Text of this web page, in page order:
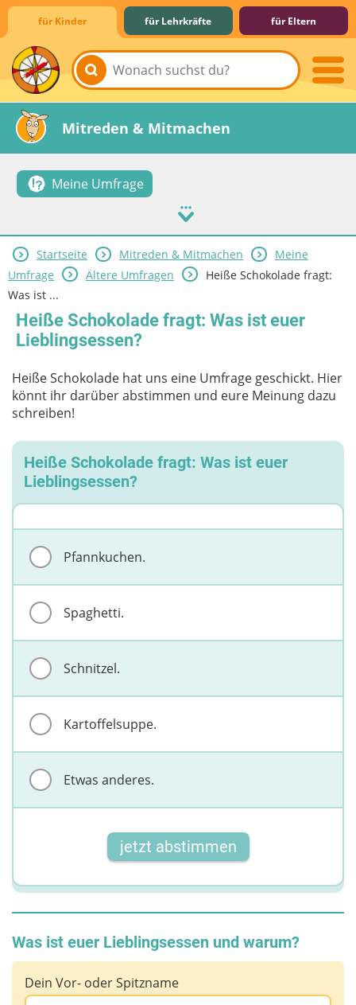
für Kinder für Lehrkräfte für Eltern
Lernen & Schule
Hobby & Freizeit
Spiel & Spaß
Mitreden & Mitmachen
Meine Umfrage
Startseite Mitreden & Mitmachen
Meine
Umfrage
Ältere Umfragen
Heiße Schokolade fragt:
Was ist ...
Heiße Schokolade fragt: Was ist euer
Lieblingsessen?
Heiße Schokolade hat uns eine Umfrage geschickt. Hier
könnt ihr darüber abstimmen und eure Meinung dazu
schreiben!
Heiße Schokolade fragt: Was ist euer
Lieblingsessen?
Pfannkuchen.
Spaghetti.
Schnitzel.
Kartoffelsuppe.
Etwas anderes.
jetzt abstimmen
Was ist euer Lieblingsessen und warum?
Dein Vor- oder Spitzname